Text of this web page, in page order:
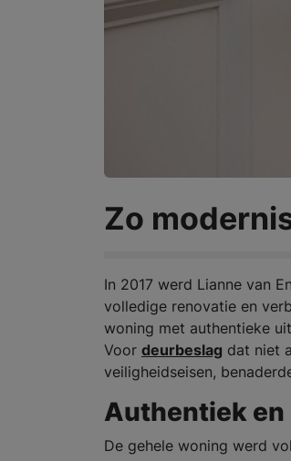
Zo
In 2017 werd Lianne van
volledige renovatie en
woning met authentieke
Voor deurbeslag dat niet
veiligheidseisen,
Authentiek en
De gehele woning werd